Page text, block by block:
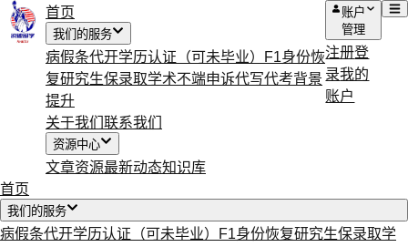
首页
我们的服务
病假条代开学历认证（可未毕业）
F1身份恢
复研究生保录取学术不端申诉代写代考背景
提升
关于我们 联系我们
资源中心
文章资源最新动态知识库
账户
管理
注册登
录我的
账户
首页
我们的服务
病假条代开学历认证（可未毕业） F1身份恢复研究生保录取学